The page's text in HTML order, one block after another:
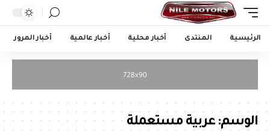
الرئيسية المنتدى أخبار محلية أخبار عالمية أخبار المرور
الوسم:عربية مستعملة